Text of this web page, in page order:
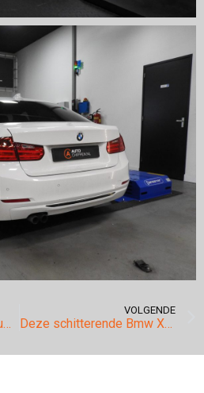
Ook voor chiptuning van uw Hyundai kunt u bij ons in Tilburg terecht!
VOLGENDE
Deze schitterende Bmw X5 40d onderging ook een metamorfose qua motorvermogen.